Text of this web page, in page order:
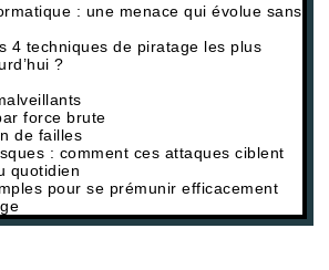
: une menace qui évolue sans
4 techniques de piratage les plus
?
force brute
de failles
: comment ces attaques ciblent
quotidien
pour se prémunir efficacement